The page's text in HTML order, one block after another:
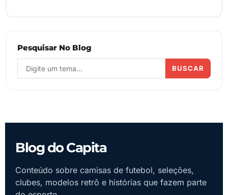
Pesquisar No Blog
BUSCAR
Blog do Capita
Conteúdo sobre camisas de futebol, seleções,
clubes, modelos retrô e histórias que fazem parte